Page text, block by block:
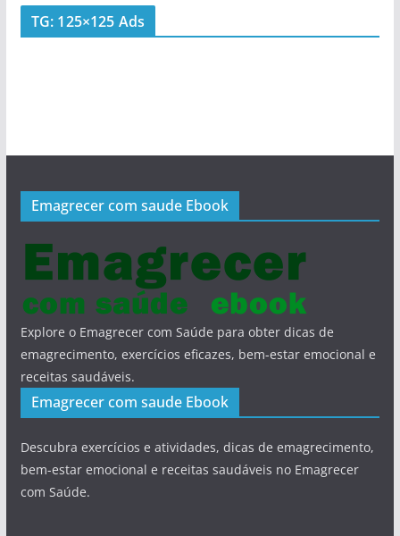
TG: 125×125 Ads
Emagrecer com saude Ebook
Explore o Emagrecer com Saúde para obter dicas de
emagrecimento, exercícios eficazes, bem-estar emocional e
receitas saudáveis.
Emagrecer com saude Ebook
Descubra exercícios e atividades, dicas de emagrecimento,
bem-estar emocional e receitas saudáveis no Emagrecer
com Saúde.